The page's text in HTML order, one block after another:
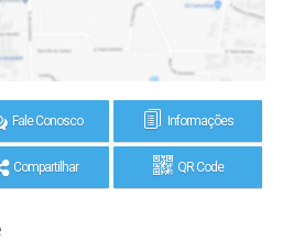
Fale Conosco Informações
Compartilhar QR Code